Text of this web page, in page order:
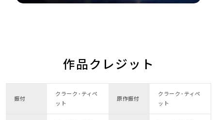
作品クレジット
振付
クラーク･ティペ
ット
原作振付
クラーク･ティペ
ット